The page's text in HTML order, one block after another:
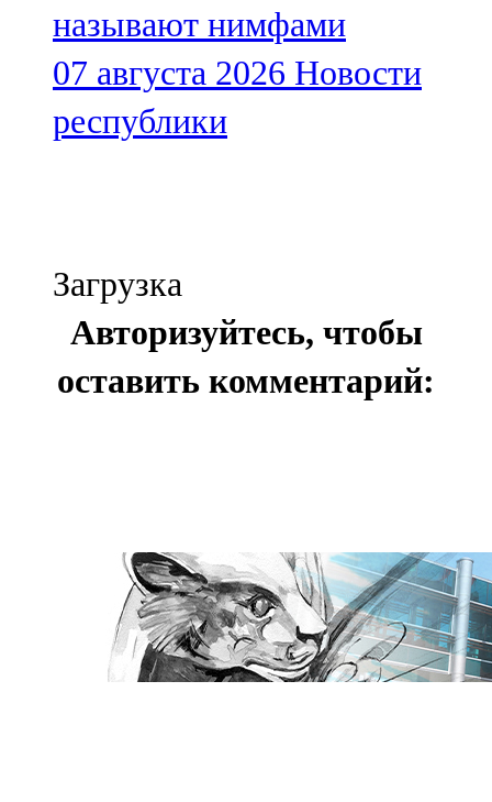
называют нимфами
07 августа 2026 Новости
республики
Загрузка
Авторизуйтесь, чтобы
оставить комментарий: